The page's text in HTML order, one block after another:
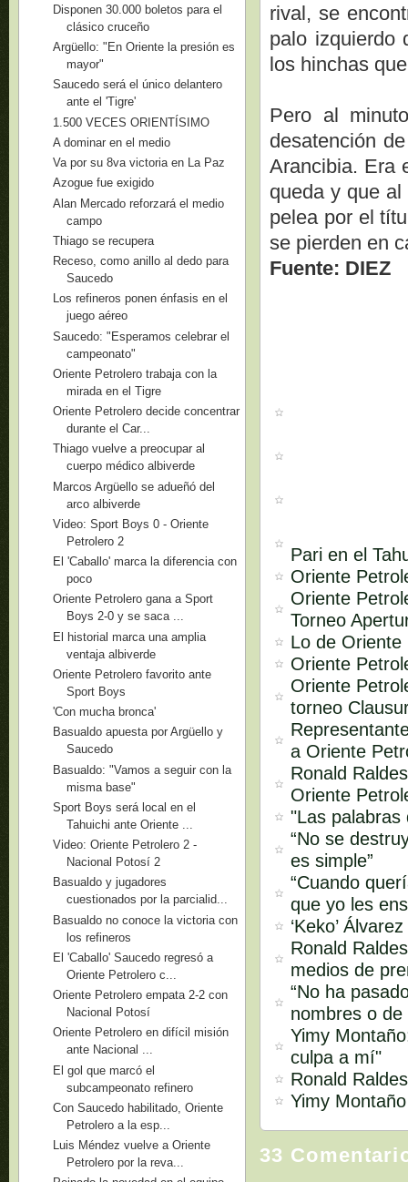
rival, se
palo izquierdo
los hinchas
Pero al
desatención
Arancibia. Era
queda y que
pelea por el
se pierden en
Fuente: DIEZ
Pari en el
Oriente
Oriente
Torneo
Lo de
Oriente
Oriente
torneo
a Oriente
Ronald
Oriente
"Las palabras
“No se
es simple”
“Cuando
que yo les
‘Keko’
Ronald
medios de
“No ha
nombres o de
Yimy
culpa a mí"
Ronald
Yimy
33
Disponen 30.000 boletos para el
clásico cruceño
Argüello: "En Oriente la presión es
mayor"
Saucedo será el único delantero
ante el 'Tigre'
1.500 VECES ORIENTÍSIMO
A dominar en el medio
Va por su 8va victoria en La Paz
Azogue fue exigido
Alan Mercado reforzará el medio
campo
Thiago se recupera
Receso, como anillo al dedo para
Saucedo
Los refineros ponen énfasis en el
juego aéreo
Saucedo: "Esperamos celebrar el
campeonato"
Oriente Petrolero trabaja con la
mirada en el Tigre
Oriente Petrolero decide concentrar
durante el Car...
Thiago vuelve a preocupar al
cuerpo médico albiverde
Marcos Argüello se adueñó del
arco albiverde
Video: Sport Boys 0 - Oriente
Petrolero 2
El 'Caballo' marca la diferencia con
poco
Oriente Petrolero gana a Sport
Boys 2-0 y se saca ...
El historial marca una amplia
ventaja albiverde
Oriente Petrolero favorito ante
Sport Boys
'Con mucha bronca'
Basualdo apuesta por Argüello y
Saucedo
Basualdo: "Vamos a seguir con la
misma base"
Sport Boys será local en el
Tahuichi ante Oriente ...
Video: Oriente Petrolero 2 -
Nacional Potosí 2
Basualdo y jugadores
cuestionados por la parcialid...
Basualdo no conoce la victoria con
los refineros
El 'Caballo' Saucedo regresó a
Oriente Petrolero c...
Oriente Petrolero empata 2-2 con
Nacional Potosí
Oriente Petrolero en difícil misión
ante Nacional ...
El gol que marcó el
subcampeonato refinero
Con Saucedo habilitado, Oriente
Petrolero a la esp...
Luis Méndez vuelve a Oriente
Petrolero por la reva...